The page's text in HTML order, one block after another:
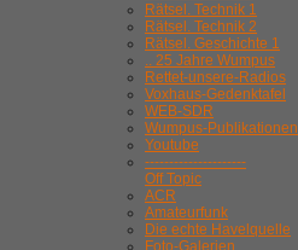
Rätsel. Technik 1
Rätsel. Technik 2
Rätsel. Geschichte 1
.. 25 Jahre Wumpus
Rettet-unsere-Radios
Voxhaus-Gedenktafel
WEB-SDR
Wumpus-Publikationen
Youtube
---------------------
Off Topic
ACR
Amateurfunk
Die echte Havelquelle
Foto-Galerien